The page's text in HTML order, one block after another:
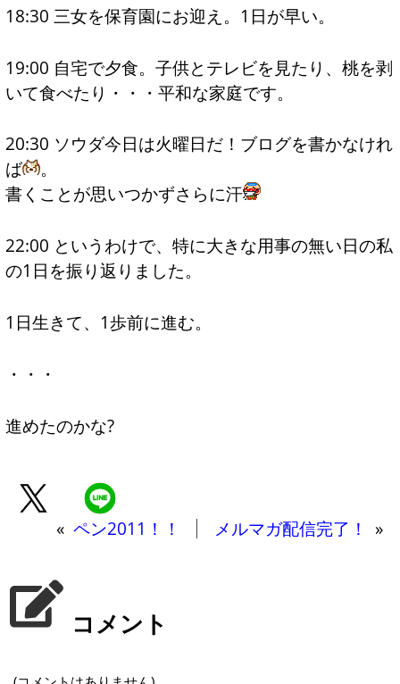
18:30 三女を保育園にお迎え。1日が早い。
19:00 自宅で夕食。子供とテレビを見たり、桃を剥
いて食べたり・・・平和な家庭です。
20:30 ソウダ今日は火曜日だ！ブログを書かなけれ
ば
。
書くことが思いつかずさらに汗
22:00 というわけで、特に大きな用事の無い日の私
の1日を振り返りました。
1日生きて、1歩前に進む。
・・・
進めたのかな?
« ペン2011！！ メルマガ配信完了！ »
コメント